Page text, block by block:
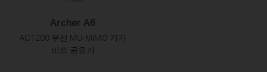
Archer A6
AC1200 무선 MU-MIMO 기가
비트 공유기